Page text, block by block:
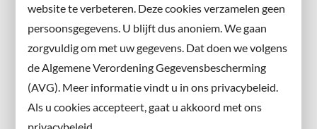
website te verbeteren. Deze cookies verzamelen geen
persoonsgegevens. U blijft dus anoniem. We gaan
zorgvuldig om met uw gegevens. Dat doen we volgens
de Algemene Verordening Gegevensbescherming
(AVG). Meer informatie vindt u in ons privacybeleid.
Als u cookies accepteert, gaat u akkoord met ons
privacybeleid.
Facebook
X
Instagram
Contact met de gemeente